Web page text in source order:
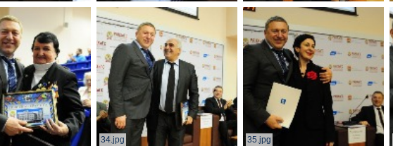
34.jpg 35.jpg